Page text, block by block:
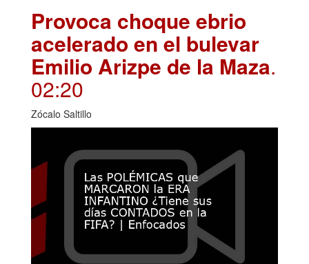
Provoca choque ebrio
acelerado en el bulevar
Emilio Arizpe de la Maza.
02:20
Zócalo Saltillo